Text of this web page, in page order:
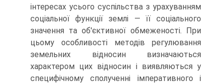
інтересах усього суспільства з урахуванням
соціальної функції землі — її соціального
значення та об'єктивної обмеженості. При
цьо­му особливості методів регулювання
земельних відносин визначають­ся
характером цих відносин і виявляються у
специфічному сполученні імперативного і